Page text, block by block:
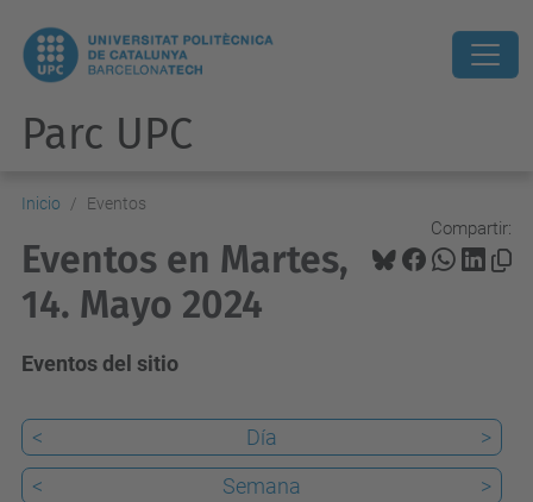
Parc UPC
Inicio Eventos
Compartir:
Eventos en Martes,
14. Mayo 2024
Eventos del sitio
< Día
>
<
Semana
>